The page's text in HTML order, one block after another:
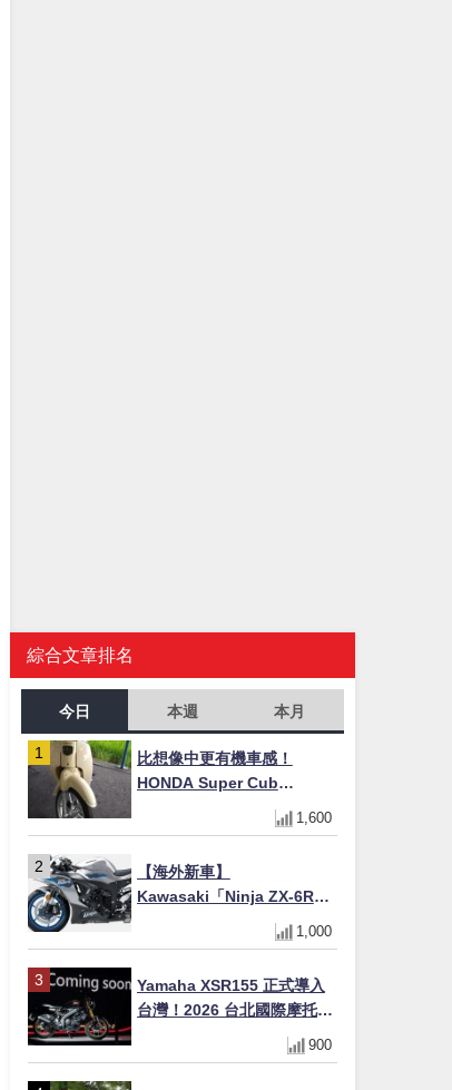
綜合文章排名
今日 本週 本月
比想像中更有機車感！
HONDA Super Cub
110【Webike愛車精選】
1,600
【海外新車】
Kawasaki「Ninja ZX-6R」
2027年式北美發表！636cc
四缸×銀河銀/暮光藍新色
美元起
1,000
Yamaha XSR155 正式導入
台灣！2026 台北國際摩托車
展亮相，70 週年紀念版
YZF-R 系列限量追加販售
900